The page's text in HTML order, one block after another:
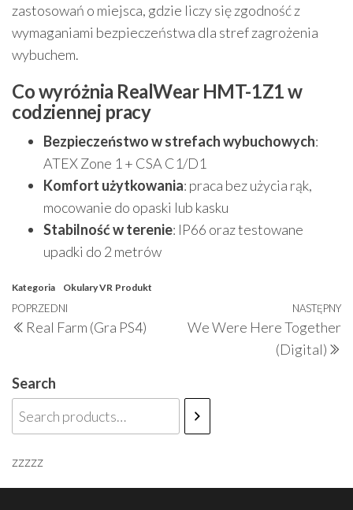
zastosowań o miejsca, gdzie liczy się zgodność z
wymaganiami bezpieczeństwa dla stref zagrożenia
wybuchem.
Co wyróżnia RealWear HMT-1Z1 w
codziennej pracy
Bezpieczeństwo w strefach wybuchowych:
ATEX Zone 1 + CSA C1/D1
Komfort użytkowania: praca bez użycia rąk,
mocowanie do opaski lub kasku
Stabilność w terenie: IP66 oraz testowane
upadki do 2 metrów
Kategoria Okulary VR Produkt
Nawigacja
wpisu
Poprzedni
wpis
POPRZEDNI
Real Farm (Gra PS4)
NASTĘPNY
We Were Here Together
(Digital)
Search
zzzzz